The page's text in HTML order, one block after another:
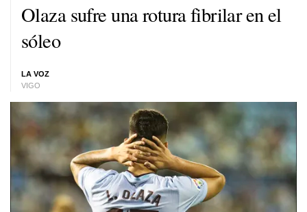
Olaza sufre una rotura fibrilar en el
sóleo
LA VOZ
VIGO